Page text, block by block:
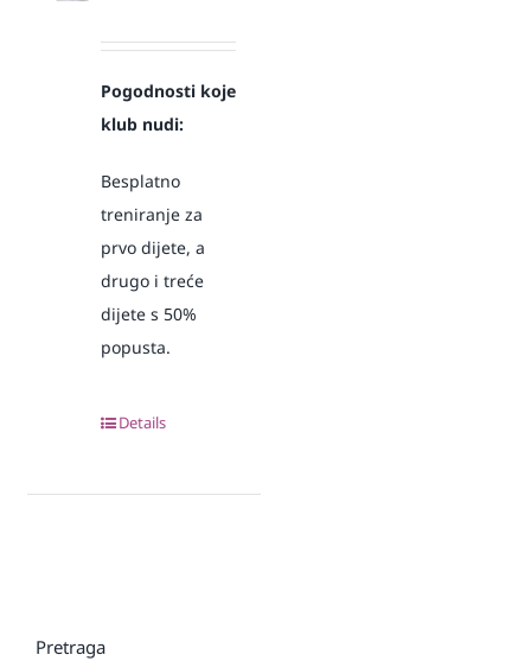
Pogodnosti koje
klub nudi:
Besplatno
treniranje za
prvo dijete, a
drugo i treće
dijete s 50%
popusta.
Details
Pretraga